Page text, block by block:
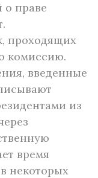
о праве
проходящих
комиссию.
введенные
из
время
некоторых